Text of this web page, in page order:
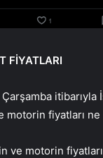
FİYATLARI
itibarıyla
motorin fiyatları ne
ve motorin